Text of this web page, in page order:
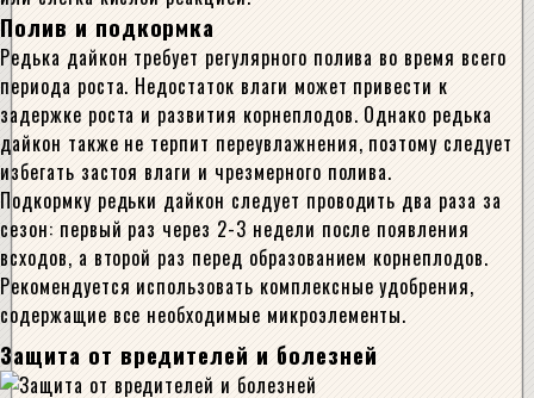
Полив и подкормка
Редька дайкон требует регулярного полива во время всего
периода роста. Недостаток влаги может привести к
задержке роста и развития корнеплодов. Однако редька
дайкон также не терпит переувлажнения, поэтому следует
избегать застоя влаги и чрезмерного полива.
Подкормку редьки дайкон следует проводить два раза за
сезон: первый раз через 2-3 недели после появления
всходов, а второй раз перед образованием корнеплодов.
Рекомендуется использовать комплексные удобрения,
содержащие все необходимые микроэлементы.
Защита от вредителей и болезней